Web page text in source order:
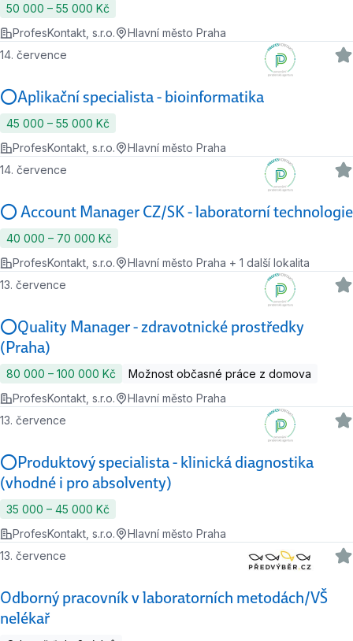
50 000 ‍–‍ 55 000 Kč
ProfesKontakt, s.r.o.
Hlavní město Praha
⭕Aplikační specialista - bioinformatika
14. července
45 000 ‍–‍ 55 000 Kč
ProfesKontakt, s.r.o.
Hlavní město Praha
⭕ Account Manager CZ/SK - laboratorní technologie
14. července
40 000 ‍–‍ 70 000 Kč
ProfesKontakt, s.r.o.
Hlavní město Praha + 1 další lokalita
⭕Quality Manager - zdravotnické prostředky
(Praha)
13. července
80 000 ‍–‍ 100 000 Kč
Možnost občasné práce z domova
ProfesKontakt, s.r.o.
Hlavní město Praha
⭕Produktový specialista - klinická diagnostika
(vhodné i pro absolventy)
13. července
35 000 ‍–‍ 45 000 Kč
ProfesKontakt, s.r.o.
Hlavní město Praha
Odborný pracovník v laboratorních metodách/VŠ
nelékař
13. července